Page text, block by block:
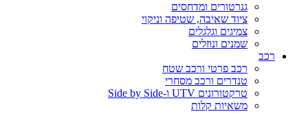
גנרטורים ומדחסים
ציוד שאיבה, שטיפה וניקוי
צמיגים וגלגלים
שמנים ונוזלים
רכב
רכב פרטי ורכב שטח
טנדרים ורכב מסחרי
טרקטורונים UTV ו-Side by Side
משאיות קלות